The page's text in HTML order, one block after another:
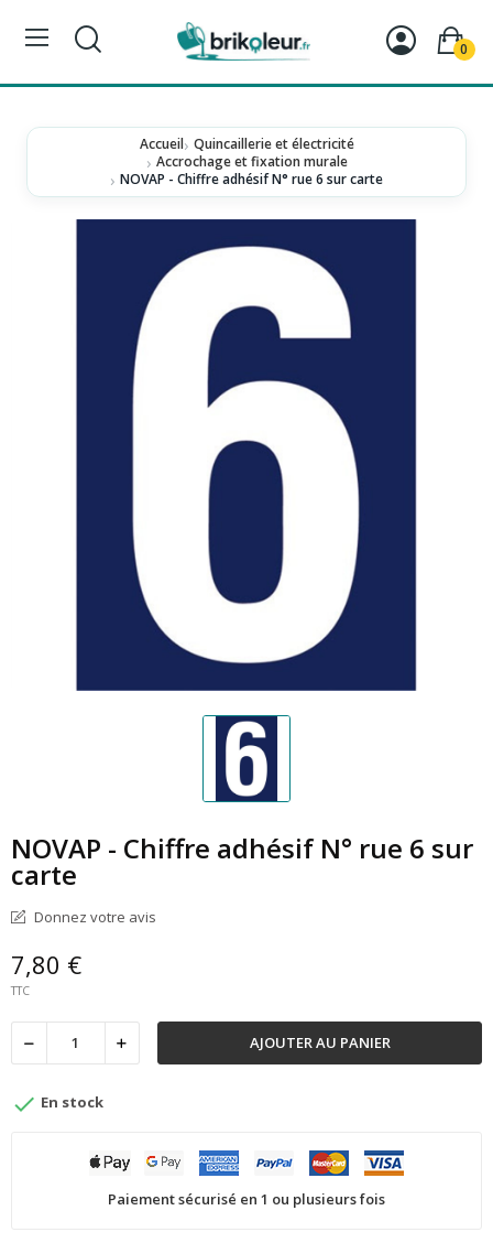
0
Accueil Quincaillerie et électricité
Accrochage et fixation murale
NOVAP - Chiffre adhésif N° rue 6 sur carte
NOVAP - Chiffre adhésif N° rue 6 sur
carte
Donnez votre avis
7,80 €
TTC
AJOUTER AU PANIER
 En stock
Paiement sécurisé en 1 ou plusieurs fois